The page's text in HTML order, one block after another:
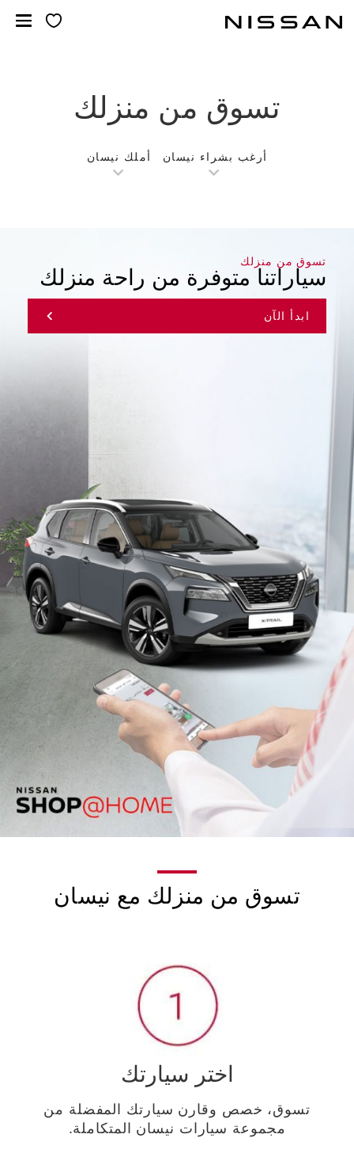
إلى
تسوق من منزلك
أرغب بشراء نيسان أملك نيسان
سياراتنا متوفرة من راحة منزلك
تسوق من منزلك
ابدأ الآن
تسوق من منزلك مع نيسان
اختر سيارتك
تسوق، خصص وقارن سيارتك المفضلة من
مجموعة سيارات نيسان المتكاملة.